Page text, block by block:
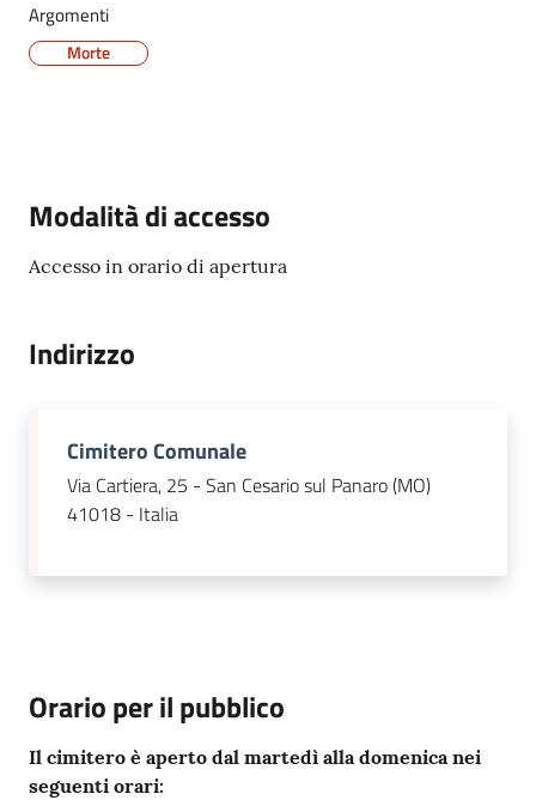
Vivere
gli
argomenti...
Seguici
Argomenti
Morte
Modalità di accesso
Accesso in orario di apertura
Indirizzo
Cimitero Comunale
Via Cartiera, 25 - San Cesario sul Panaro (MO)
41018 - Italia
Orario per il pubblico
Il cimitero è aperto dal martedì alla domenica nei
seguenti orari: